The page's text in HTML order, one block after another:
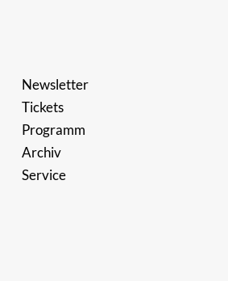
Newsletter
Tickets
Programm
Archiv
Service